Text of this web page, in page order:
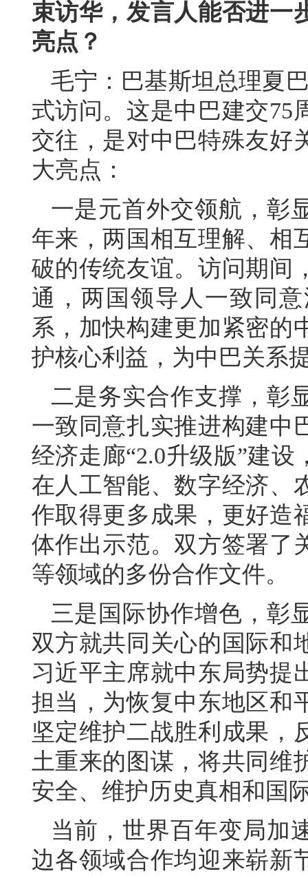
束访华，发言人能否进一
亮点？
毛宁：巴基斯坦总理夏
式访问。这是中巴建交75
交往，是对中巴特殊友好
大亮点：
一是元首外交领航，彰
年来，两国相互理解、相
破的传统友谊。访问期间
通，两国领导人一致同
系，加快构建更加紧密的
护核心利益，为中巴关系
二是务实合作支撑，彰
一致同意扎实推进构建中
经济走廊“2.0升级版”建
在人工智能、数字经济、
作取得更多成果，更好造
体作出示范。双方签署了
等领域的多份合作文件。
三是国际协作增色，彰
双方就共同关心的国际和
习近平主席就中东局势提
担当，为恢复中东地区和
坚定维护二战胜利成果，
土重来的图谋，将共同维
安全、维护历史真相和国
当前，世界百年变局加
边各领域合作均迎来崭新